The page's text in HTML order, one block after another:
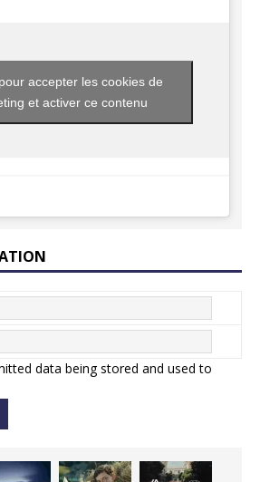
accepter les cookies de
et activer ce contenu
data being stored and used to